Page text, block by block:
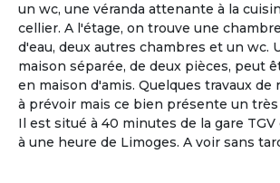
un wc, une véranda attenante à la
cellier. A l'étage, on trouve une
d'eau, deux autres chambres et un wc.
maison séparée, de deux pièces, peut
en maison d'amis. Quelques travaux
à prévoir mais ce bien présente un
Il est situé à 40 minutes de la gare
à une heure de Limoges. A voir sans